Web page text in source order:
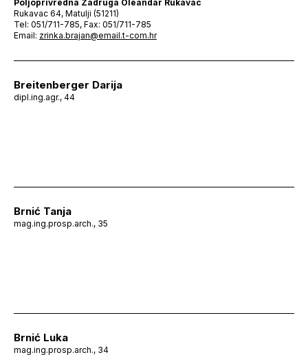
Poljoprivredna Zadruga Oleandar Rukavac
Rukavac 64, Matulji (51211)
Tel: 051/711-785, Fax: 051/711-785
Email: zrinka.brajan@email.t-com.hr
Breitenberger Darija
dipl.ing.agr., 44
Brnić Tanja
mag.ing.prosp.arch., 35
Brnić Luka
mag.ing.prosp.arch., 34